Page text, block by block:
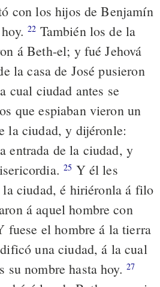
con los hijos de Benjamín
hoy.22 También los de la
á Beth-el; y fué Jehová
la casa de José pusieron
cual ciudad antes se
que espiaban vieron un
la ciudad, y dijéronle:
entrada de la ciudad, y
25 Y él les
la ciudad, é hiriéronla á filo
á aquel hombre con
fuese el hombre á la tierra
una ciudad, á la cual
su nombre hasta hoy. 27